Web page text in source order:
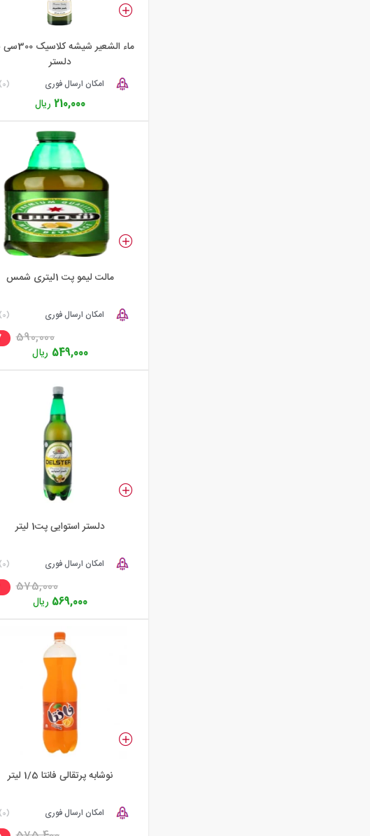
ماء الشعیر
دلستر
امکان ارسال فوری (0)
210,000ریال
مالت لیمو پت 1لیتری شمس
امکان ارسال فوری (0)
590,000
549,000 ریال
دلستر استوایی پت1 لیتر
امکان ارسال فوری (0)
575,000
569,000 ریال
نوشابه پرتقالی فانتا 1/5 لیتر
امکان ارسال فوری (0)